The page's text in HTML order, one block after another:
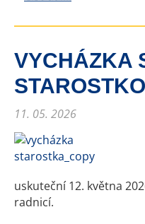
VYCHÁZKA
11. 05. 2026
uskuteční 12. května
radnicí.